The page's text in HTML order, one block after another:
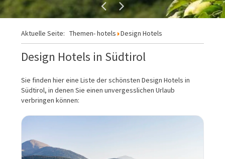
Aktuelle Seite: Themen- hotels Design Hotels
Design Hotels in Südtirol
Sie finden hier eine Liste der schönsten Design Hotels in
Südtirol, in denen Sie einen unvergesslichen Urlaub
verbringen können: